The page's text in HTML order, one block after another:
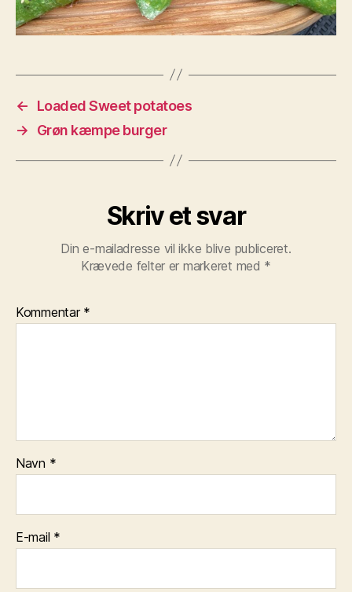
←
Loaded Sweet potatoes
→
Grøn kæmpe burger
Skriv et svar
Din e-mailadresse vil ikke blive publiceret.
Krævede felter er markeret med *
Kommentar *
Navn *
E-mail *